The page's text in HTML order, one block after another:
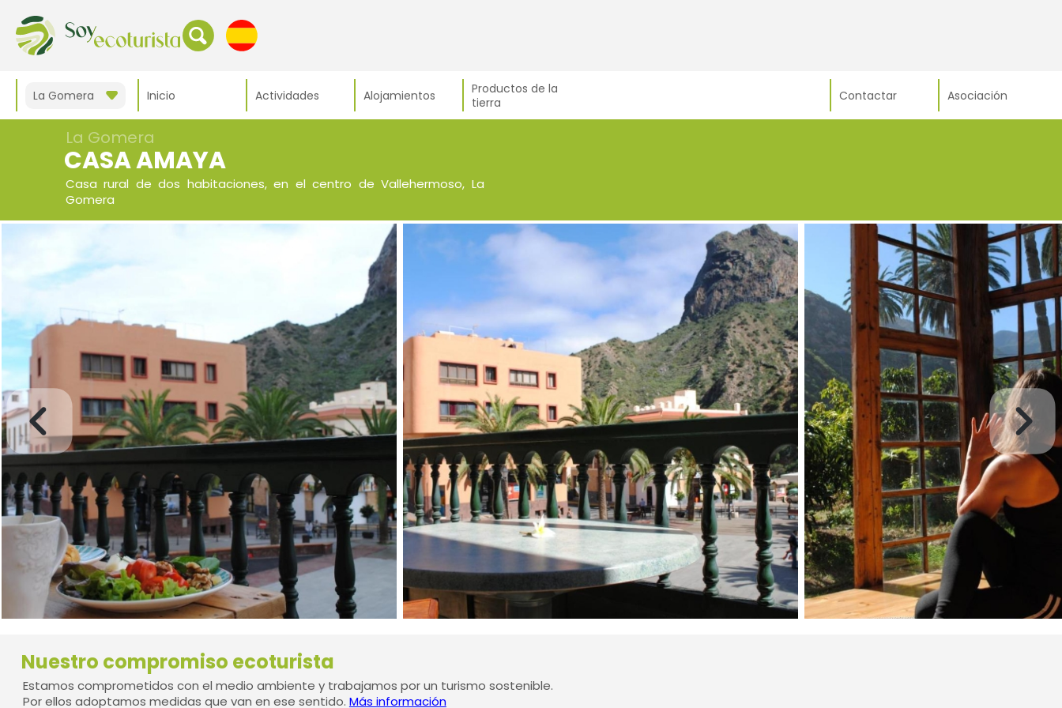
La Gomera Inicio Actividades Alojamientos
Productos de la
tierra
Contactar Asociación
La Gomera
CASA AMAYA
Casa rural de dos habitaciones, en el centro de Vallehermoso, La
Gomera
Nuestro compromiso ecoturista
Estamos comprometidos con el medio ambiente y trabajamos por un turismo sostenible.
Por ellos adoptamos medidas que van en ese sentido. Más información